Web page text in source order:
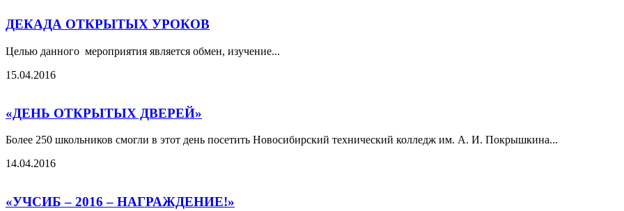
ДЕКАДА ОТКРЫТЫХ УРОКОВ
Целью данного мероприятия является обмен, изучение...
15.04.2016
«ДЕНЬ ОТКРЫТЫХ ДВЕРЕЙ»
Более 250 школьников смогли в этот день посетить Новосибирский технический колледж им. А. И. Покрышкина...
14.04.2016
«УЧСИБ – 2016 – НАГРАЖДЕНИЕ!»